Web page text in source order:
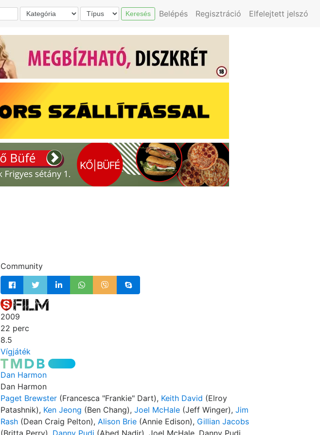
Keresés Belépés Regisztráció Elfelejtett jelszó
Community
2009
22 perc
8.5
Vígjáték
Dan Harmon
Dan Harmon
Paget Brewster (Francesca "Frankie" Dart), Keith David (Elroy
Patashnik), Ken Jeong (Ben Chang), Joel McHale (Jeff Winger), Jim
Rash (Dean Craig Pelton), Alison Brie (Annie Edison), Gillian Jacobs
(Britta Perry), Danny Pudi (Abed Nadir), Joel McHale, Danny Pudi,